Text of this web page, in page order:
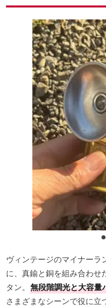
ヴィンテージのマイナーラ
に、真鍮と銅を組み合わせ
タン。 無段階調光と大容量
さまざまなシーンで役に立